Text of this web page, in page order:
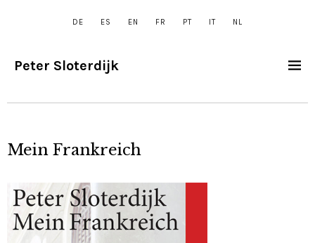
DE ES EN FR PT IT NL
Peter Sloterdijk
Mein Frankreich